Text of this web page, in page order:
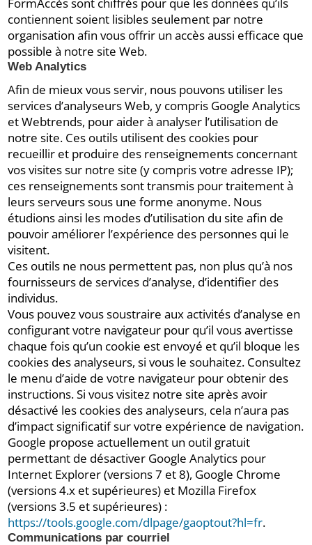
contiennent soient lisibles seulement par notre
organisation afin vous offrir un accès aussi efficace que
possible à notre site Web.
Web Analytics
Afin de mieux vous servir, nous pouvons utiliser les
services d’analyseurs Web, y compris Google Analytics
et Webtrends, pour aider à analyser l’utilisation de
notre site. Ces outils utilisent des cookies pour
recueillir et produire des renseignements concernant
vos visites sur notre site (y compris votre adresse IP);
ces renseignements sont transmis pour traitement à
leurs serveurs sous une forme anonyme. Nous
étudions ainsi les modes d’utilisation du site afin de
pouvoir améliorer l’expérience des personnes qui le
visitent.
Ces outils ne nous permettent pas, non plus qu’à nos
fournisseurs de services d’analyse, d’identifier des
individus.
Vous pouvez vous soustraire aux activités d’analyse en
configurant votre navigateur pour qu’il vous avertisse
chaque fois qu’un cookie est envoyé et qu’il bloque les
cookies des analyseurs, si vous le souhaitez. Consultez
le menu d’aide de votre navigateur pour obtenir des
instructions. Si vous visitez notre site après avoir
désactivé les cookies des analyseurs, cela n’aura pas
d’impact significatif sur votre expérience de navigation.
Google propose actuellement un outil gratuit
permettant de désactiver Google Analytics pour
Internet Explorer (versions 7 et 8), Google Chrome
(versions 4.x et supérieures) et Mozilla Firefox
(versions 3.5 et supérieures) :
https://tools.google.com/dlpage/gaoptout?hl=fr.
Communications par courriel